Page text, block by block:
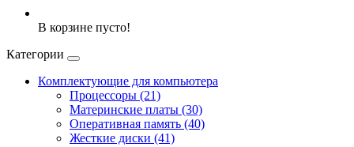
В корзине пусто!
Категории
Комплектующие для компьютера
Процессоры (21)
Материнские платы (30)
Оперативная память (40)
Жесткие диски (41)